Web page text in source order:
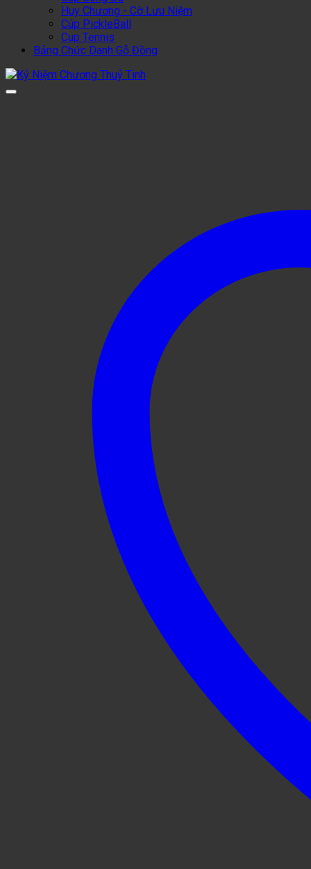
Huy Chương - Cờ Lưu Niệm
Cúp PickleBall
Cup Tennis
Bảng Chức Danh Gỗ Đồng